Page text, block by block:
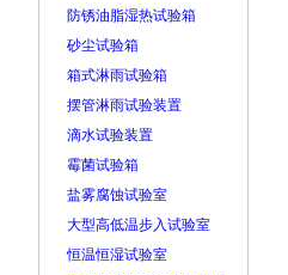
防锈油脂湿热试验箱
砂尘试验箱
箱式淋雨试验箱
摆管淋雨试验装置
滴水试验装置
霉菌试验箱
盐雾腐蚀试验室
大型高低温步入试验室
恒温恒湿试验室